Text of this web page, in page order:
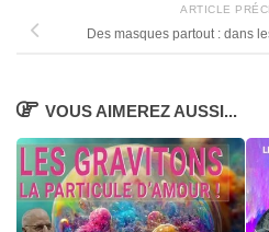
ARTICLE
Des masques partout : dans
VOUS AIMEREZ AUSSI...